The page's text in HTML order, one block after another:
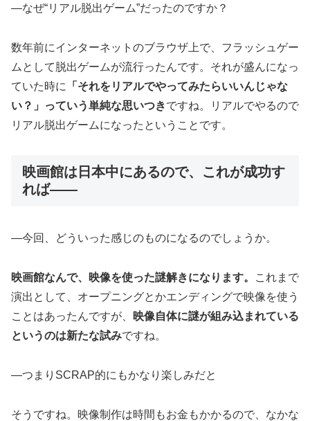
―なぜ“リアル脱出ゲーム”だったのですか？
数年前にインターネットのブラウザ上で、フラッシュゲー
ムとして脱出ゲームが流行ったんです。それが盛んになっ
ていた時に
「それをリアルでやってみたらいいんじゃな
い？」っていう単純な思いつきですね。リアルでやるので
リアル脱出ゲームになったということです。
映画館は日本中にあるので、これが成功す
れば――
―今回、どういった感じのものになるのでしょうか。
映画館なんで、映像を使った謎解きになります。
これまで
演出として、オープニングとかエンディングで映像を使う
ことはあったんですが、
映像自体に謎が組み込まれている
というのは新たな試みですね。
―つまりSCRAP的にもかなり楽しみだと
そうですね。映像制作は時間もお金もかかるので、なかな